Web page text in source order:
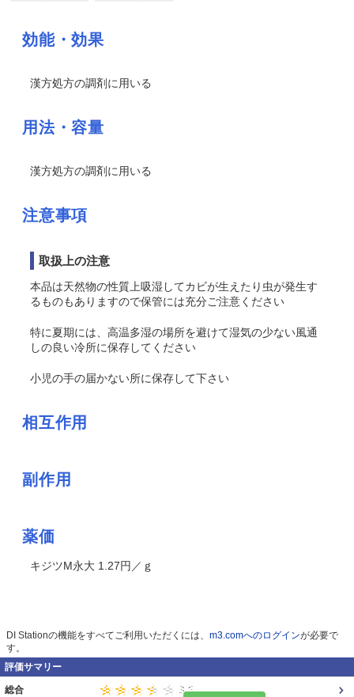
効能・効果
漢方処方の調剤に用いる
用法・容量
漢方処方の調剤に用いる
注意事項
取扱上の注意
本品は天然物の性質上吸湿してカビが生えたり虫が発生す
るものもありますので保管には充分ご注意ください
特に夏期には、高温多湿の場所を避けて湿気の少ない風通
しの良い冷所に保存してください
小児の手の届かない所に保存して下さい
相互作用
副作用
薬価
キジツM永大 1.27円／ｇ
DI Stationの機能をすべてご利用いただくには、 m3.comへのログインが必要で
す。
評価サマリー
総合